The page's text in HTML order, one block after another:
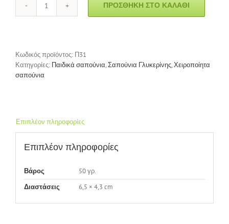
Σαπούνι
ποσότητα
ΠΡΟΣΘΉΚΗ ΣΤΟ ΚΑΛΆΘΙ
Κωδικός προϊόντος: Π31
Κατηγορίες: Παιδικά σαπούνια,Σαπούνια Γλυκερίνης,Χειροποίητα
σαπούνια
Επιπλέον πληροφορίες
Επιπλέον πληροφορίες
Βάρος 50 γρ.
Διαστάσεις 6,5 × 4,3 cm